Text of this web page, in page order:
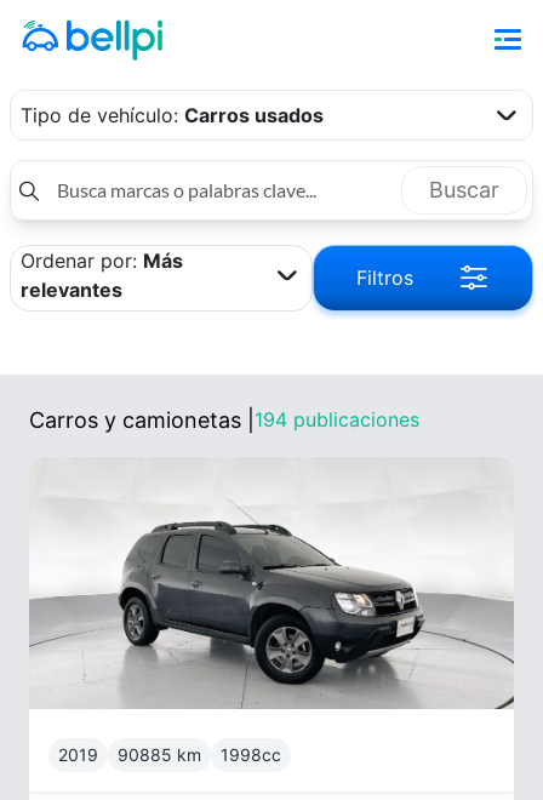
Tipo de vehículo: Carros usados
Buscar
Ordenar por: Más
relevantes
Filtros
Carros y camionetas | 194 publicaciones
2019 90885 km 1998cc